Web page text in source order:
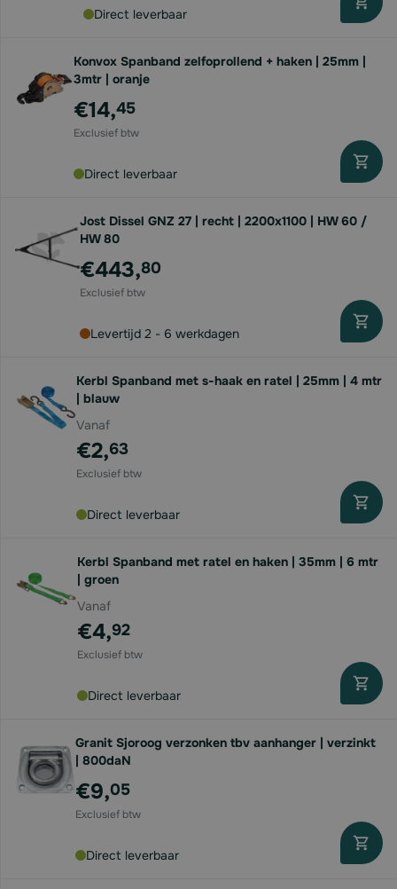
Direct leverbaar
Konvox Spanband zelfoprollend + haken | 25mm |
3mtr | oranje
€14,45
Direct leverbaar
Jost Dissel GNZ 27 | recht | 2200x1100 | HW 60 /
HW 80
€443,80
Levertijd 2 - 6 werkdagen
Kerbl Spanband met s-haak en ratel | 25mm | 4 mtr
| blauw
Vanaf
€2,63
Direct leverbaar
Kerbl Spanband met ratel en haken | 35mm | 6 mtr
| groen
Vanaf
€4,92
Direct leverbaar
Granit Sjoroog verzonken tbv aanhanger | verzinkt
| 800daN
€9,05
Direct leverbaar